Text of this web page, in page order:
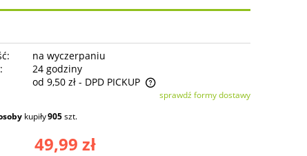
na wyczerpaniu
24 godziny
od 9,50 zł - DPD PICKUP
zawiera ewentualnych kosztów
sprawdź formy dostawy
kupiły905szt.
49,99 zł